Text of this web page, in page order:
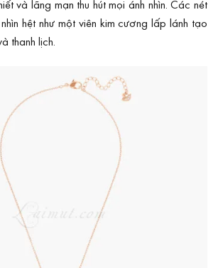
và lãng mạn thu hút mọi ánh nhìn. Các nét
hệt như một viên kim cương lấp lánh tạo
thanh lịch.